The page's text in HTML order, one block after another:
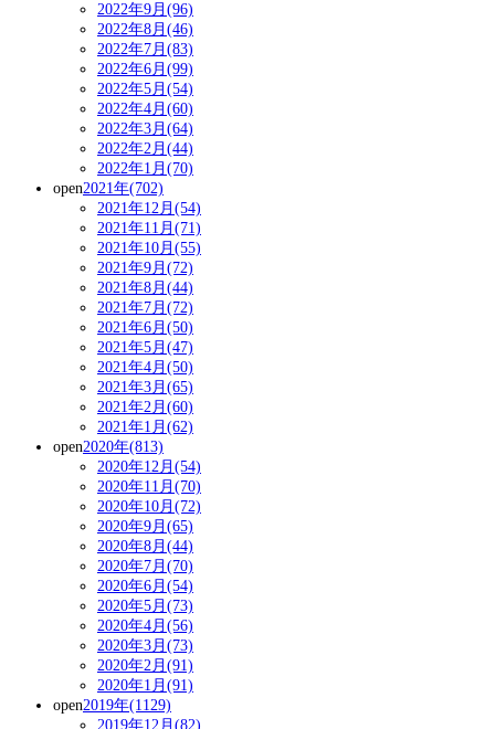
2022年9月(96)
2022年8月(46)
2022年7月(83)
2022年6月(99)
2022年5月(54)
2022年4月(60)
2022年3月(64)
2022年2月(44)
2022年1月(70)
open2021年(702)
2021年12月(54)
2021年11月(71)
2021年10月(55)
2021年9月(72)
2021年8月(44)
2021年7月(72)
2021年6月(50)
2021年5月(47)
2021年4月(50)
2021年3月(65)
2021年2月(60)
2021年1月(62)
open2020年(813)
2020年12月(54)
2020年11月(70)
2020年10月(72)
2020年9月(65)
2020年8月(44)
2020年7月(70)
2020年6月(54)
2020年5月(73)
2020年4月(56)
2020年3月(73)
2020年2月(91)
2020年1月(91)
open2019年(1129)
2019年12月(82)